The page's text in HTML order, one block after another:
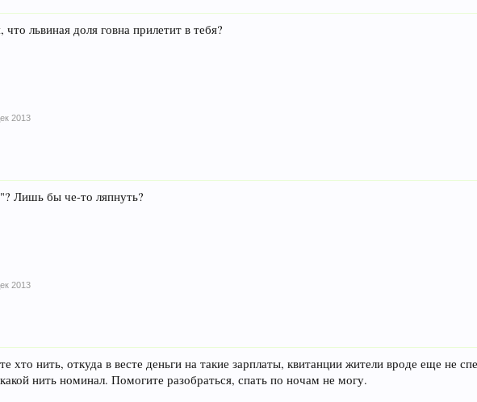
львиная доля говна прилетит в тебя?
2013
Лишь бы че-то ляпнуть?
2013
хто нить, откуда в весте деньги на такие зарплаты, квитанции жители вроде еще не
нить номинал. Помогите разобраться, спать по ночам не могу.